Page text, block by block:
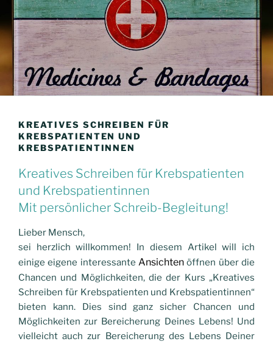
KREATIVES SCHREIBEN FÜR
KREBSPATIENTEN UND
KREBSPATIENTINNEN
Kreatives Schreiben für Krebspatienten
und Krebspatientinnen
Mit persönlicher Schreib-Begleitung!
Lieber Mensch,
sei herzlich willkommen! In diesem Artikel will ich
einige eigene interessante Ansichtenöffnen über die
Chancen und Möglichkeiten, die der Kurs „Kreatives
Schreiben für Krebspatienten und Krebspatientinnen“
bieten kann. Dies sind ganz sicher Chancen und
Möglichkeiten zur Bereicherung Deines Lebens! Und
vielleicht auch zur Bereicherung des Lebens Deiner